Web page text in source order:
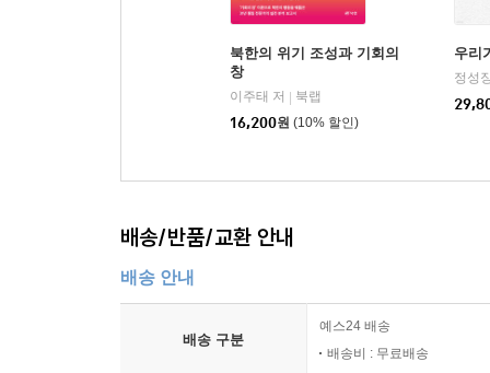
북한의 위기 조성과 기회의
창
이주태 저
북랩
16,200원 (10% 할인)
우리
정성
배송/반품/교환 안내
배송 안내
배송 구분
예스24 배송
배송비 : 무료배송